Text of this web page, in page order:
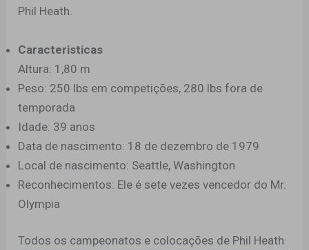
Phil Heath.
Caracteristicas
Altura: 1,80 m
Peso: 250 lbs em competições, 280 lbs fora de
temporada
Idade: 39 anos
Data de nascimento: 18 de dezembro de 1979
Local de nascimento: Seattle, Washington
Reconhecimentos: Ele é sete vezes vencedor do Mr.
Olympia
Todos os campeonatos e colocações de Phil Heath